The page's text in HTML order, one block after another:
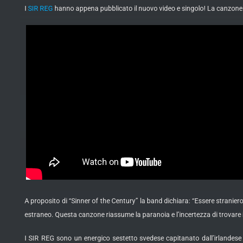
I SIR REG hanno appena pubblicato il nuovo video e singolo! La
A proposito di “Sinner of the Century” la band dichiara: “Essere
estraneo. Questa canzone riassume la paranoia e l’incertezza di
I SIR REG sono un energico sestetto svedese capitanato